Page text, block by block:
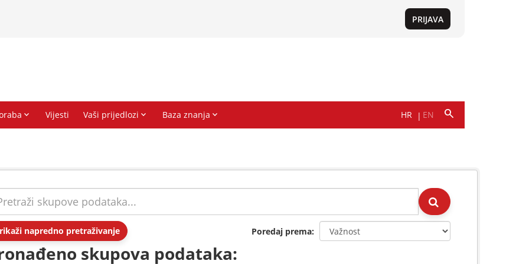
napredno pretraživanje Poredaj prema
skupova podataka: